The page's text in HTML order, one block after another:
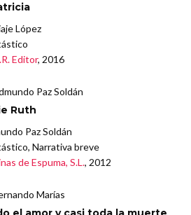
López
Editor, 2016
Ruth
Paz Soldán
Narrativa breve
de Espuma, S.L., 2012